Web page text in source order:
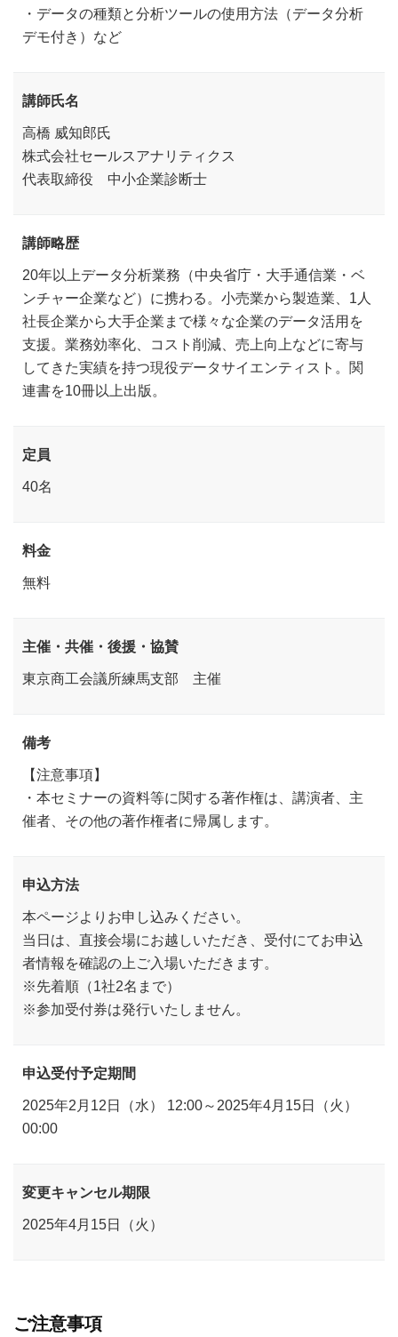
・データの種類と分析ツールの使用方法（データ分析
デモ付き）など
講師氏名
高橋 威知郎氏
株式会社セールスアナリティクス
代表取締役 中小企業診断士
講師略歴
20年以上データ分析業務（中央省庁・大手通信業・ベ
ンチャー企業など）に携わる。小売業から製造業、1人
社長企業から大手企業まで様々な企業のデータ活用を
支援。業務効率化、コスト削減、売上向上などに寄与
してきた実績を持つ現役データサイエンティスト。関
連書を10冊以上出版。
定員
40名
料金
無料
主催・共催・後援・協賛
東京商工会議所練馬支部 主催
備考
【注意事項】
・本セミナーの資料等に関する著作権は、講演者、主
催者、その他の著作権者に帰属します。
申込方法
本ページよりお申し込みください。
当日は、直接会場にお越しいただき、受付にてお申込
者情報を確認の上ご入場いただきます。
※先着順（1社2名まで）
※参加受付券は発行いたしません。
申込受付予定期間
2025年2月12日（水） 12:00～2025年4月15日（火）
00:00
変更キャンセル期限
2025年4月15日（火）
ご注意事項